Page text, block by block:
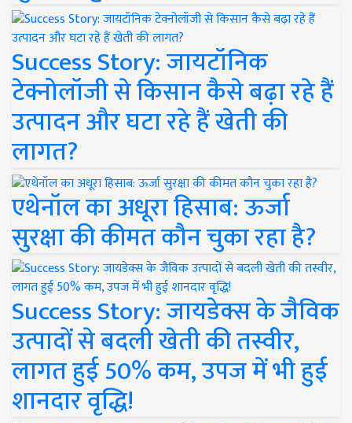
Success Story: जायटॉनिक
टेक्नोलॉजी से किसान कैसे बढ़ा रहे हैं
उत्पादन और घटा रहे हैं खेती की
लागत?
एथेनॉल का अधूरा हिसाब: ऊर्जा
सुरक्षा की कीमत कौन चुका रहा है?
Success Story: जायडेक्स के जैविक
उत्पादों से बदली खेती की तस्वीर,
लागत हुई 50% कम, उपज में भी हुई
शानदार वृद्धि!